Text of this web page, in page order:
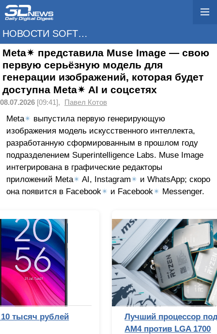
НОВОСТИ SOFTWARE
Meta✴ представила Muse Image — свою
первую серьёзную модель для
генерации изображений, которая будет
доступна Meta✴ AI и соцсетях
08.07.2026 [09:41], Павел Котов
Meta✴ выпустила первую генерирующую
изображения модель искусственного интеллекта,
разработанную сформированным в прошлом году
подразделением Superintelligence Labs. Muse Image
интегрирована в графические редакторы
приложений Meta✴ AI, Instagram✴ и WhatsApp; скоро
она появится в Facebook✴ и Facebook✴ Messenger.
Лучший процессор под DDR4 в 2026 году: